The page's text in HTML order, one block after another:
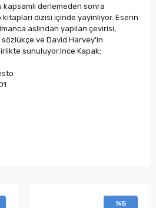
kapsamli derlemeden sonra
dizisi içinde yayinliyor. Eserin
aslindan yapilan çevirisi,
ve David Harvey'in
sunuluyor.Ince Kapak:
%5